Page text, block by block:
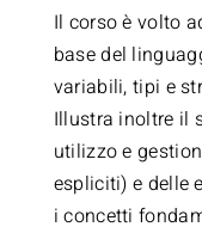
Il corso è volto
base del
variabili, tipi e
Illustra inoltre il
utilizzo e
espliciti) e delle
i concetti